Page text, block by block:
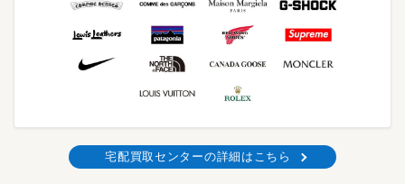
宅配買取センターの詳細はこちら